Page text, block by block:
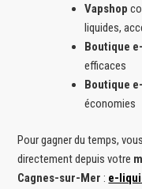
Vapshop
liquides,
Boutique
efficaces
Boutique
économies
Pour gagner du temps,
directement depuis votre
Cagnes-sur-Mer : e-